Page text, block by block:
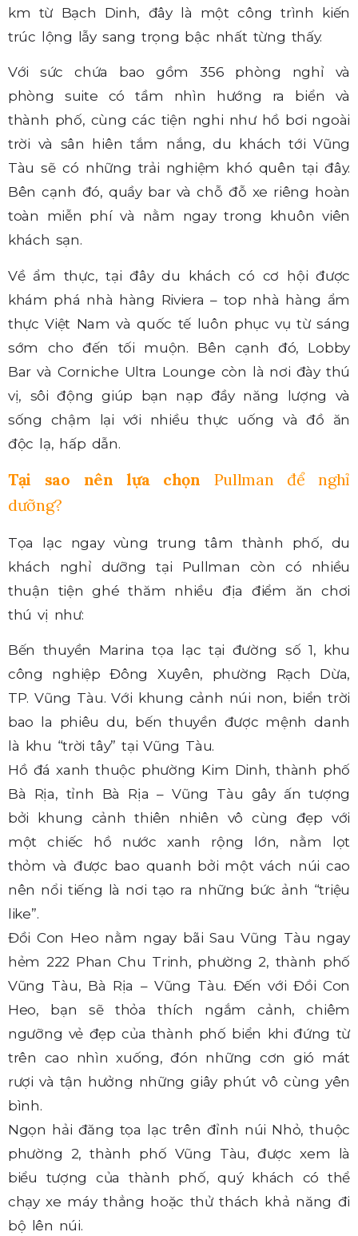
km từ Bạch Dinh, đây là một công trình kiến
trúc lộng lẫy sang trọng bậc nhất từng thấy.
Với sức chứa bao gồm 356 phòng nghỉ và
phòng suite có tầm nhìn hướng ra biển và
thành phố, cùng các tiện nghi như hồ bơi ngoài
trời và sân hiên tắm nắng, du khách tới Vũng
Tàu sẽ có những trải nghiệm khó quên tại đây.
Bên cạnh đó, quầy bar và chỗ đỗ xe riêng hoàn
toàn miễn phí và nằm ngay trong khuôn viên
khách sạn.
Về ẩm thực, tại đây du khách có cơ hội được
khám phá nhà hàng Riviera – top nhà hàng ẩm
thực Việt Nam và quốc tế luôn phục vụ từ sáng
sớm cho đến tối muộn. Bên cạnh đó, Lobby
Bar và Corniche Ultra Lounge còn là nơi đày thú
vị, sôi động giúp bạn nạp đầy năng lượng và
sống chậm lại với nhiều thực uống và đồ ăn
độc lạ, hấp dẫn.
Tại sao nên lựa chọn Pullman để nghỉ
dưỡng?
Tọa lạc ngay vùng trung tâm thành phố, du
khách nghỉ dưỡng tại Pullman còn có nhiều
thuận tiện ghé thăm nhiều địa điểm ăn chơi
thú vị như:
Bến thuyền Marina tọa lạc tại đường số 1, khu
công nghiệp Đông Xuyên, phường Rạch Dừa,
TP. Vũng Tàu. Với khung cảnh núi non, biển trời
bao la phiêu du, bến thuyền được mệnh danh
là khu “trời tây” tại Vũng Tàu.
Hồ đá xanh thuộc phường Kim Dinh, thành phố
Bà Rịa, tỉnh Bà Rịa – Vũng Tàu gây ấn tượng
bởi khung cảnh thiên nhiên vô cùng đẹp với
một chiếc hồ nước xanh rộng lớn, nằm lọt
thỏm và được bao quanh bởi một vách núi cao
nên nổi tiếng là nơi tạo ra những bức ảnh “triệu
like”.
Đồi Con Heo nằm ngay bãi Sau Vũng Tàu ngay
hẻm 222 Phan Chu Trinh, phường 2, thành phố
Vũng Tàu, Bà Rịa – Vũng Tàu. Đến với Đồi Con
Heo, bạn sẽ thỏa thích ngắm cảnh, chiêm
ngưỡng vẻ đẹp của thành phố biển khi đứng từ
trên cao nhìn xuống, đón những cơn gió mát
rượi và tận hưởng những giây phút vô cùng yên
bình.
Ngọn hải đăng tọa lạc trên đỉnh núi Nhỏ, thuộc
phường 2, thành phố Vũng Tàu, được xem là
biểu tượng của thành phố, quý khách có thể
chạy xe máy thẳng hoặc thử thách khả năng đi
bộ lên núi.